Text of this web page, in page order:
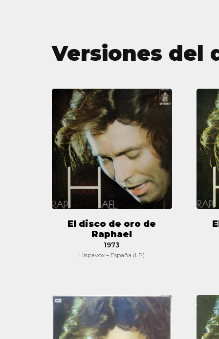
Versiones del
El
disco
de
Raphael
El disco de oro de
Raphael
1973
Hispavox – España (LP)
El
disco
de